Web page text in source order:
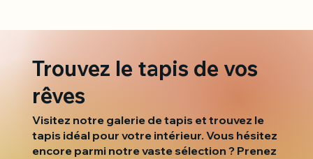
Trouvez le tapis de vos
rêves
Visitez notre galerie de tapis et trouvez le
tapis idéal pour votre intérieur. Vous hésitez
encore parmi notre vaste sélection ? Prenez